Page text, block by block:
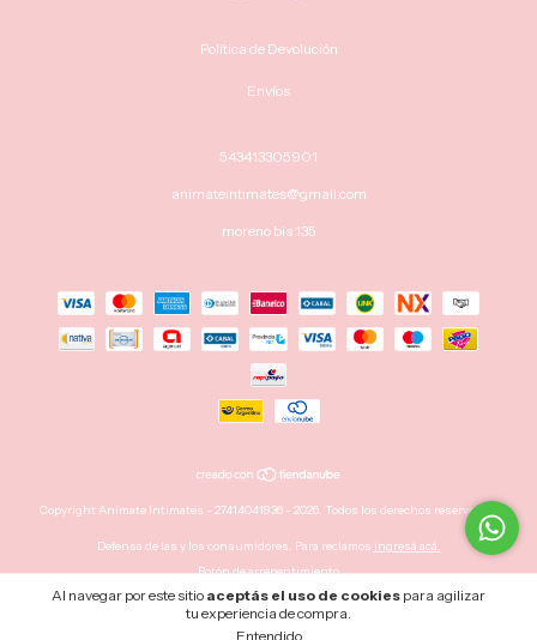
Al navegar por este sitio aceptás el uso de cookies para agilizar
tu experiencia de compra.
Entendido
Política de Devolución
Envíos
543413305901
animateintimates@gmail.com
moreno bis 135
Copyright Anímate Intimates - 27414041936 - 2026. Todos los derechos reservados.
Defensa de las y los consumidores. Para reclamos ingresá acá.
Botón de arrepentimiento